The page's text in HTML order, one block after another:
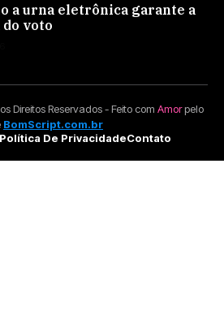
a urna eletrônica garante a
voto
Direitos Reservados - Feito com Amorpelo
BomScript.com.br
Política De PrivacidadeContato